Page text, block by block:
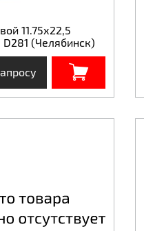
11.75х22,5
D281 (Челябинск)